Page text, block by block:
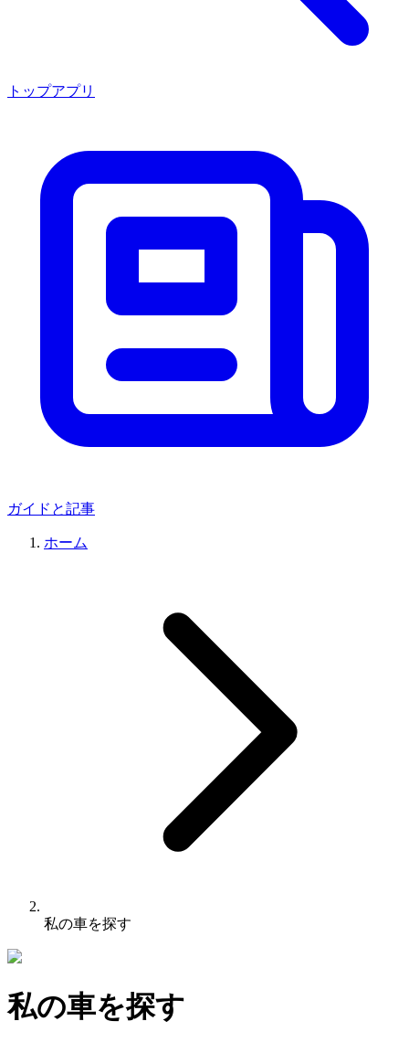
トップアプリ
ガイドと記事
ホーム
私の車を探す
私の車を探す